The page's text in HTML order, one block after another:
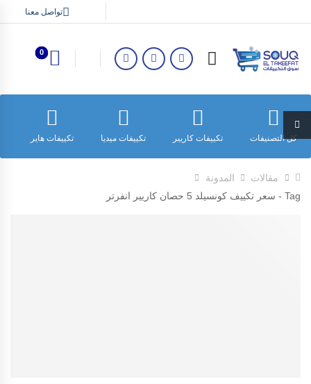
تواصل معنا
0
كل التصنيفات تكييفات كاريير تكييفات ميديا تكييفات هاير
مقالات
المدونة
Tag - سعر تكييف كونسيلد 5 حصان كاريير انفرتر